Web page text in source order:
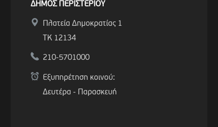
ΔΗΜΟΣ ΠΕΡΙΣΤΕΡΙΟΥ
Πλατεία Δημοκρατίας 1
ΤΚ 12134
210-5701000
Εξυπηρέτηση κοινού:
Δευτέρα - Παρασκευή